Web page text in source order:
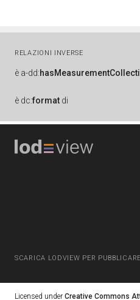
RELAZIONI INVERSE
è a-dd:
è dc:format di
SCARICA LODVIEW PER
Licensed under Creative Commons